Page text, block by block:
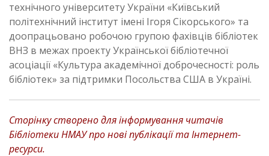
технічного університету України «Київський
політехнічний інститут імені Ігоря Сікорського» та
доопрацьовано робочою групою фахівців бібліотек
ВНЗ в межах проекту Української бібліотечної
асоціації «Культура академічної доброчесності: роль
бібліотек» за підтримки Посольства США в Україні.
Сторінку створено для інформування читачів
Бібліотеки НМАУ про нові публікації та Інтернет-
ресурси.